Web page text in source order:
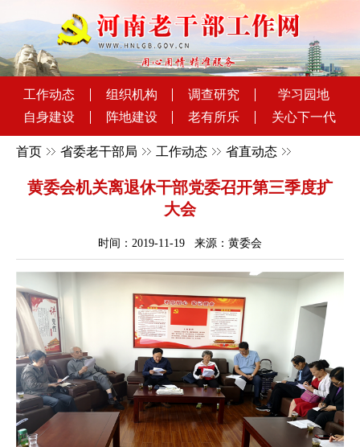
工作动态 组织机构 调查研究
学习园地
自身建设
阵地建设 老有所乐 关心下一代
首页 省委老干部局 工作动态 省直动态
黄委会机关离退休干部党委召开第三季度扩
大会
时间：2019-11-19 来源：黄委会